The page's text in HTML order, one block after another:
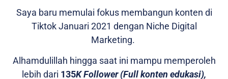
Saya baru memulai fokus membangun konten di
Tiktok Januari 2021 dengan Niche Digital
Marketing.
Alhamdulillah hingga saat ini mampu memperoleh
lebih dari 135K Follower (Full konten edukasi),